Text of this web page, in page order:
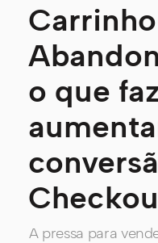
Carrinho
o que
A pressa para